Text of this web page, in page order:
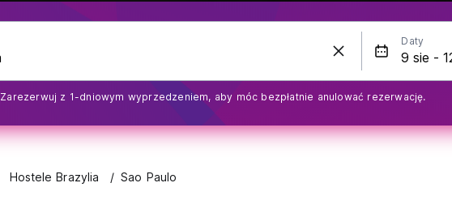
Daty
Zarezerwuj z 1-dniowym wyprzedzeniem, aby móc bezpłatnie anulować rezerwację.
Hostele Brazylia Sao Paulo